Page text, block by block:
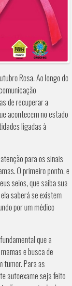
Rosa. Ao longo do
de recuperar a
acontecem no estado
ligadas à
para os sinais
O primeiro ponto, e
seios, que saiba sua
saberá se existem
por um médico
que a
e busca de
tumor. Para as
autoexame seja feito